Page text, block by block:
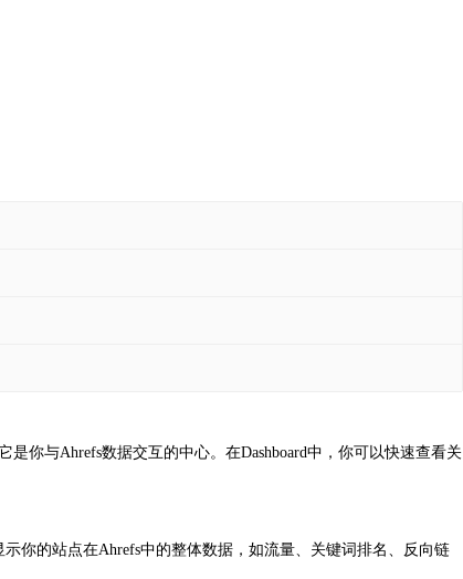
你与Ahrefs数据交互的中心。在Dashboard中，你可以快速查看关
你的站点在Ahrefs中的整体数据，如流量、关键词排名、反向链